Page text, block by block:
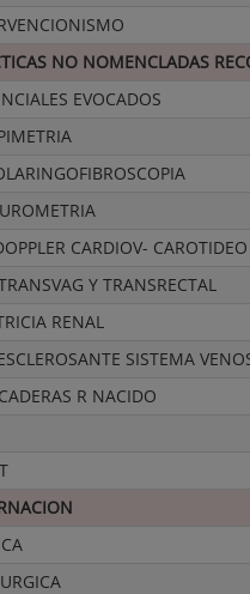
NO NOMENCLADAS
EVOCADOS
CARDIOV- CAROTIDEO
Y TRANSRECTAL
RENAL
SISTEMA
R NACIDO